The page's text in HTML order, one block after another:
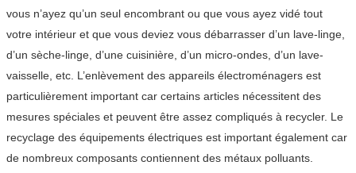
vous n’ayez qu’un seul encombrant ou que vous ayez vidé tout
votre intérieur et que vous deviez vous débarrasser d’un lave-linge,
d’un sèche-linge, d’une cuisinière, d’un micro-ondes, d’un lave-
vaisselle, etc. L’enlèvement des appareils électroménagers est
particulièrement important car certains articles nécessitent des
mesures spéciales et peuvent être assez compliqués à recycler. Le
recyclage des équipements électriques est important également car
de nombreux composants contiennent des métaux polluants.